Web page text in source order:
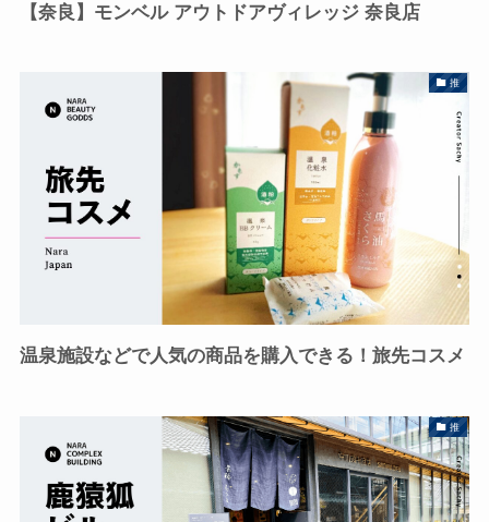
【奈良】モンベル アウトドアヴィレッジ 奈良店
推
温泉施設などで人気の商品を購入できる！旅先コスメ
推